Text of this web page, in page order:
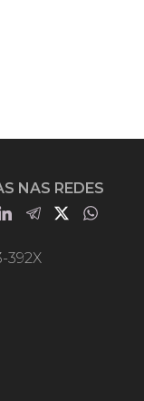
NAS REDES
392X